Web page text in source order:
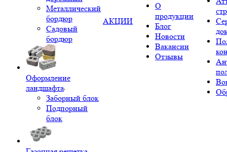
Металлический
бордюр
Садовый
бордюр
Оформление
ландшафта
Заборный блок
Подпорный
блок
АКЦИИ
О
продукции
Блог
Новости
Вакансии
Отзывы